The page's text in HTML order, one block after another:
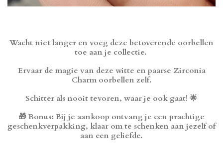
Wacht niet langer en voeg deze betoverende oorbellen
toe aan je collectie.
Ervaar de magie van deze witte en paarse Zirconia
Charm oorbellen zelf.
Schitter als nooit tevoren, waar je ook gaat! 🌟
🎁 Bonus: Bij je aankoop ontvang je een prachtige
geschenkverpakking, klaar om te schenken aan jezelf of
aan een geliefde.